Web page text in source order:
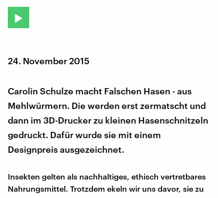
24. November 2015
Carolin Schulze macht Falschen Hasen - aus
Mehlwürmern. Die werden erst zermatscht und
dann im 3D-Drucker zu kleinen Hasenschnitzeln
gedruckt. Dafür wurde sie mit einem
Designpreis ausgezeichnet.
Insekten gelten als nachhaltiges, ethisch vertretbares
Nahrungsmittel. Trotzdem ekeln wir uns davor, sie zu